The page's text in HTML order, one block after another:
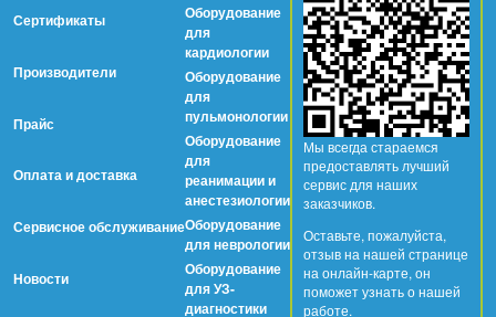
Сертификаты
Производители
Прайс
Оплата и доставка
Сервисное обслуживание
Новости
Оборудование
для
кардиологии
Оборудование
для
пульмонологии
Оборудование
для
реанимации и
анестезиологии
Оборудование
для неврологии
Оборудование
для УЗ-
диагностики
Мы всегда стараемся
предоставлять лучший
сервис для наших
заказчиков.
Оставьте, пожалуйста,
отзыв на нашей странице
на онлайн-карте, он
поможет узнать о нашей
работе.